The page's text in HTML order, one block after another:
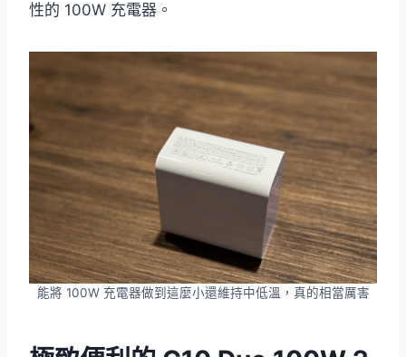
性的 100W 充電器。
能將 100W 充電器做到這麼小還維持中低溫，真的相當厲害